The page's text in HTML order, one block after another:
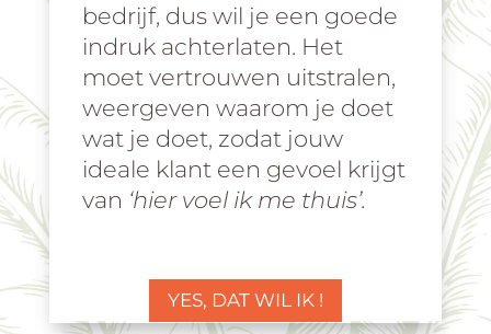
bedrijf, dus wil je een goede
indruk achterlaten. Het
moet vertrouwen uitstralen,
weergeven waarom je doet
wat je doet, zodat jouw
ideale klant een gevoel krijgt
van ‘hier voel ik me thuis’.
YES, DAT WIL IK !
YES, DAT WIL IK !